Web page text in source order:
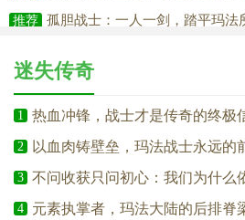
推荐 孤胆战士：一人一剑，踏平玛法
迷失传奇
1 热血冲锋，战士才是传奇的终极
2 以血肉铸壁垒，玛法战士永远的
3 不问收获只问初心：我们为什么
4
元素执掌者，玛法大陆的后排